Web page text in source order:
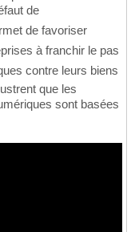
de
de favoriser
à franchir le pas
contre leurs biens
que les
sont basées